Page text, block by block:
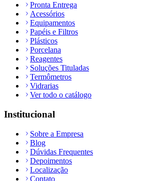
Pronta Entrega
Acessórios
Equipamentos
Papéis e Filtros
Plásticos
Porcelana
Reagentes
Soluções Tituladas
Termômetros
Vidrarias
Ver todo o catálogo
Institucional
Sobre a Empresa
Blog
Dúvidas Frequentes
Depoimentos
Localização
Contato